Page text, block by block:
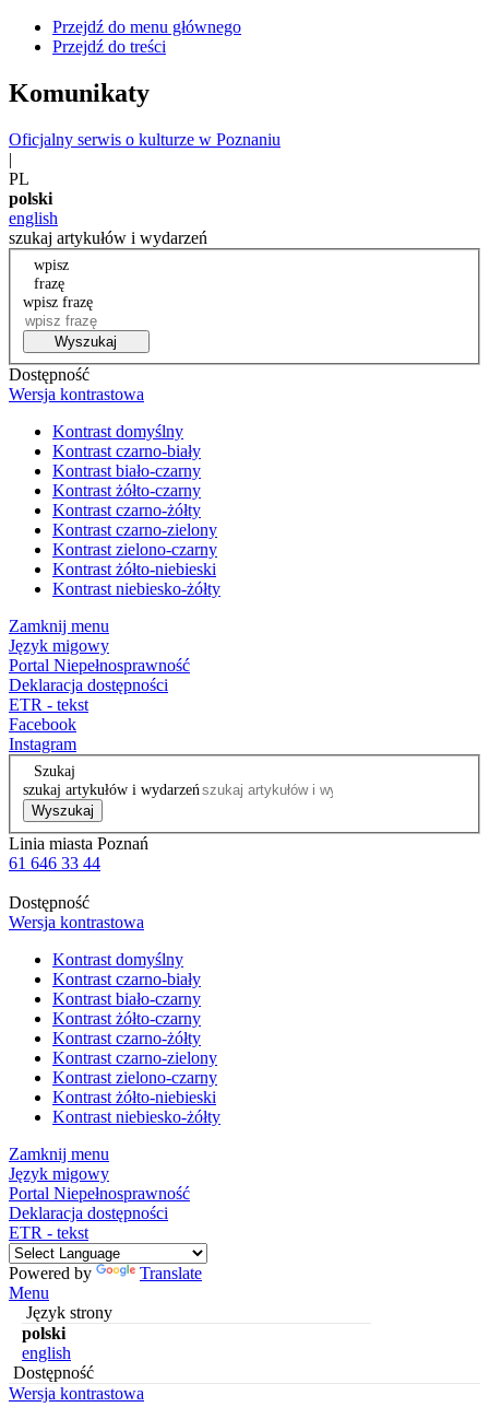
Przejdź do menu głównego
Przejdź do treści
Komunikaty
Oficjalny serwis o kulturze w Poznaniu
|
PL
polski
english
szukaj artykułów i wydarzeń
wpisz
frazę
wpisz frazę
Wyszukaj
Dostępność
Wersja kontrastowa
Kontrast domyślny
Kontrast czarno-biały
Kontrast biało-czarny
Kontrast żółto-czarny
Kontrast czarno-żółty
Kontrast czarno-zielony
Kontrast zielono-czarny
Kontrast żółto-niebieski
Kontrast niebiesko-żółty
Zamknij menu
Język migowy
Portal Niepełnosprawność
Deklaracja dostępności
ETR - tekst
Facebook
Instagram
Szukaj
szukaj artykułów i wydarzeń
Wyszukaj
Linia miasta Poznań
61 646 33 44
Dostępność
Wersja kontrastowa
Kontrast domyślny
Kontrast czarno-biały
Kontrast biało-czarny
Kontrast żółto-czarny
Kontrast czarno-żółty
Kontrast czarno-zielony
Kontrast zielono-czarny
Kontrast żółto-niebieski
Kontrast niebiesko-żółty
Zamknij menu
Język migowy
Portal Niepełnosprawność
Deklaracja dostępności
ETR - tekst
Powered by
Translate
Menu
Język strony
polski
english
Dostępność
Wersja kontrastowa